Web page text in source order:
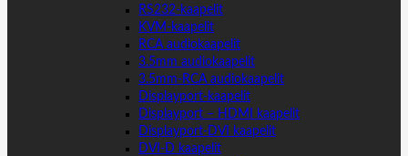
RS232-kaapelit
KVM-kaapelit
RCA audiokaapelit
3.5mm audiokaapelit
3.5mm-RCA audiokaapelit
Displayport-kaapelit
Displayport – HDMI kaapelit
Displayport-DVI kaapelit
DVI-D kaapelit